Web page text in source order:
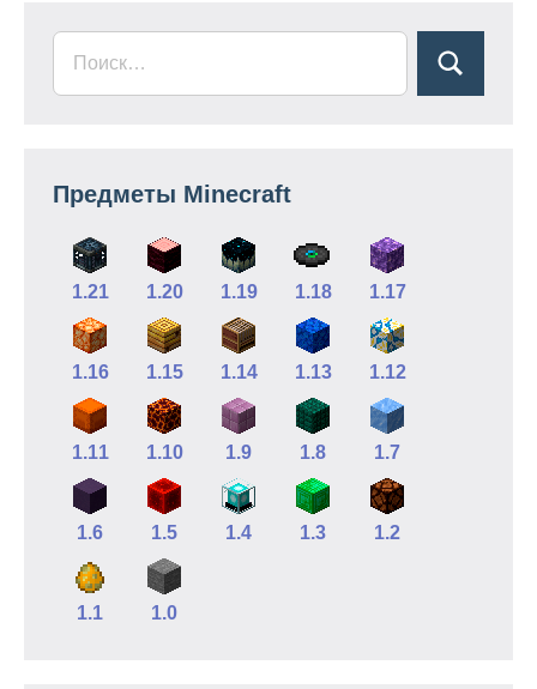
Предметы Minecraft
1.21 1.20 1.19 1.18 1.17
1.16 1.15 1.14 1.13 1.12
1.11 1.10 1.9 1.8 1.7
1.6 1.5 1.4 1.3 1.2
1.1 1.0